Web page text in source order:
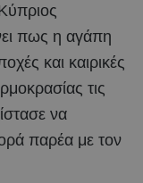
πως η αγάπη
και καιρικές
τις
να
παρέα με τον